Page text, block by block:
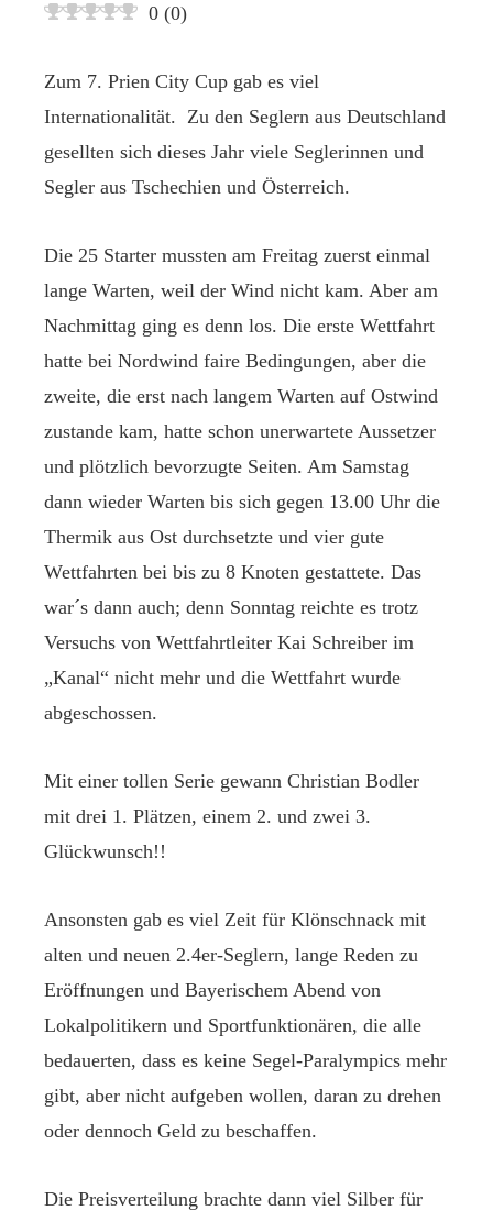
0 (0)
Zum 7. Prien City Cup gab es viel
Internationalität. Zu den Seglern aus Deutschland
gesellten sich dieses Jahr viele Seglerinnen und
Segler aus Tschechien und Österreich.
Die 25 Starter mussten am Freitag zuerst einmal
lange Warten, weil der Wind nicht kam. Aber am
Nachmittag ging es denn los. Die erste Wettfahrt
hatte bei Nordwind faire Bedingungen, aber die
zweite, die erst nach langem Warten auf Ostwind
zustande kam, hatte schon unerwartete Aussetzer
und plötzlich bevorzugte Seiten. Am Samstag
dann wieder Warten bis sich gegen 13.00 Uhr die
Thermik aus Ost durchsetzte und vier gute
Wettfahrten bei bis zu 8 Knoten gestattete. Das
war´s dann auch; denn Sonntag reichte es trotz
Versuchs von Wettfahrtleiter Kai Schreiber im
„Kanal“ nicht mehr und die Wettfahrt wurde
abgeschossen.
Mit einer tollen Serie gewann Christian Bodler
mit drei 1. Plätzen, einem 2. und zwei 3.
Glückwunsch!!
Ansonsten gab es viel Zeit für Klönschnack mit
alten und neuen 2.4er-Seglern, lange Reden zu
Eröffnungen und Bayerischem Abend von
Lokalpolitikern und Sportfunktionären, die alle
bedauerten, dass es keine Segel-Paralympics mehr
gibt, aber nicht aufgeben wollen, daran zu drehen
oder dennoch Geld zu beschaffen.
Die Preisverteilung brachte dann viel Silber für